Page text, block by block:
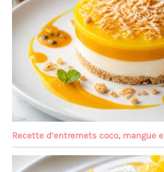
Recette d’entremets coco, mangue